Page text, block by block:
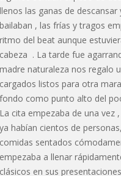
llenos las ganas de
bailaban , las frías y tragos
ritmo del beat aunque
cabeza . La tarde fue
madre naturaleza nos regalo
cargados listos para otra
fondo como punto alto del
La cita empezaba de una vez
ya habían cientos de
comidas sentados
empezaba a llenar
clásicos en sus